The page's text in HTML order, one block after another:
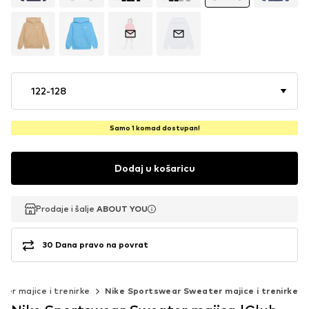
122-128
Samo 1 komad dostupan!
Dodaj u košaricu
Prodaje i šalje ABOUT YOU
Prodaje i šalje ABOUT YOU
Prodaje i šalje ABOUT YOU
30 Dana pravo na povrat
majice i trenirke Nike Sportswear Sweater majice i trenirke